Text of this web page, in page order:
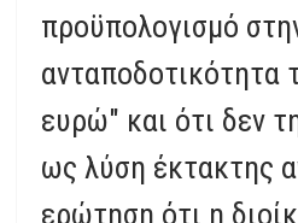
προϋπολογισμό
ανταποδοτικότητα
ευρώ" και ότι δεν
ως λύση έκτακτης
ερώτηση ότι η